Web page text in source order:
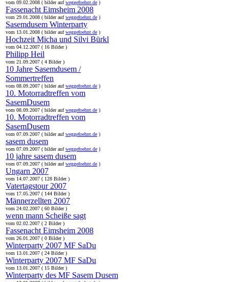
vom 09.02.2008 ( bilder aufweggefoehnt.de )
Fassenacht Eimsheim 2008
vom 29.01.2008 ( bilder aufweggefoehnt.de )
Sasemdusem Winterparty
vom 13.01.2008 ( bilder aufweggefoehnt.de )
Hochzeit Micha und Silvi Bürkl
vom 04.12.2007 ( 16 Bilder )
Philipp Heil
vom 21.09.2007 ( 4 Bilder )
10 Jahre Sasemdusem /
Sommertreffen
vom 08.09.2007 ( bilder aufweggefoehnt.de )
10. Motorradtreffen vom
SasemDusem
vom 08.09.2007 ( bilder aufweggefoehnt.de )
10. Motorradtreffen vom
SasemDusem
vom 07.09.2007 ( bilder aufweggefoehnt.de )
sasem dusem
vom 07.09.2007 ( bilder aufweggefoehnt.de )
10 jahre sasem dusem
vom 07.09.2007 ( bilder aufweggefoehnt.de )
Ungarn 2007
vom 14.07.2007 ( 128 Bilder )
Vatertagstour 2007
vom 17.05.2007 ( 144 Bilder )
Männerzellten 2007
vom 24.02.2007 ( 60 Bilder )
wenn mann Scheiße sagt
vom 02.02.2007 ( 2 Bilder )
Fassenacht Eimsheim 2008
vom 26.01.2007 ( 0 Bilder )
Winterparty 2007 MF SaDu
vom 13.01.2007 ( 24 Bilder )
Winterparty 2007 MF SaDu
vom 13.01.2007 ( 15 Bilder )
Winterparty des MF Sasem Dusem